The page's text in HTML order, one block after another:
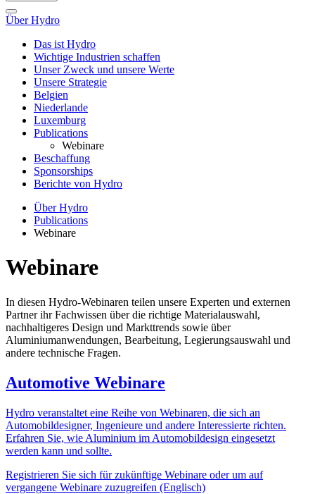
Über Hydro
Das ist Hydro
Wichtige Industrien schaffen
Unser Zweck und unsere Werte
Unsere Strategie
Belgien
Niederlande
Luxemburg
Publications
Webinare
Beschaffung
Sponsorships
Berichte von Hydro
Über Hydro
Publications
Webinare
Webinare
In diesen Hydro-Webinaren teilen unsere Experten und externen
Partner ihr Fachwissen über die richtige Materialauswahl,
nachhaltigeres Design und Markttrends sowie über
Aluminiumanwendungen, Bearbeitung, Legierungsauswahl und
andere technische Fragen.
Automotive Webinare
Hydro veranstaltet eine Reihe von Webinaren, die sich an
Automobildesigner, Ingenieure und andere Interessierte richten.
Erfahren Sie, wie Aluminium im Automobildesign eingesetzt
werden kann und sollte.
Registrieren Sie sich für zukünftige Webinare oder um auf
vergangene Webinare zuzugreifen (Englisch)